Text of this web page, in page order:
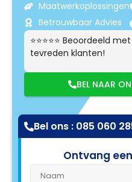
Maatwerkoplossingen
Betrouwbaar Advies
⭐⭐⭐⭐⭐ Beoordeeld
tevreden klanten!
BEL NAAR
Bel ons : 085 060
Ontvang